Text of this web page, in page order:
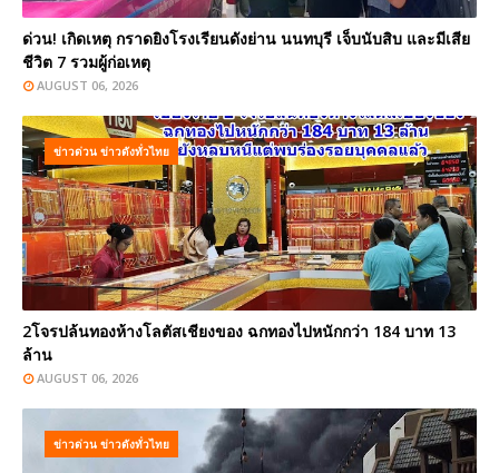
ด่วน! เกิดเหตุ กราดยิงโรงเรียนดังย่าน นนทบุรี เจ็บนับสิบ และมีเสีย
ชีวิต 7 รวมผู้ก่อเหตุ
AUGUST 06, 2026
ข่าวด่วน ข่าวดังทั่วไทย
2โจรปล้นทองห้างโลตัสเชียงของ ฉกทองไปหนักกว่า 184 บาท 13
ล้าน
AUGUST 06, 2026
ข่าวด่วน ข่าวดังทั่วไทย